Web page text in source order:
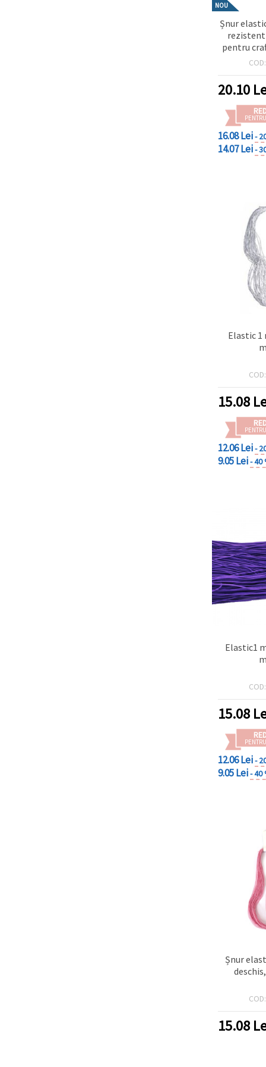
NOU
Șnur
pentru
rolăCOD:
20.10
16.08 Lei-
14.07 Lei-
Elastic 1
COD:
15.08
12.06 Lei-
9.05 Lei- 40
Elastic1
COD:
15.08
12.06 Lei-
9.05 Lei- 40
Șnur
COD:
15.08